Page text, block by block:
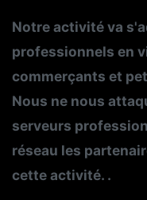
Notre activité va
professionnels en
commerçants et
Nous ne nous
serveurs
réseau les
cette activité. .